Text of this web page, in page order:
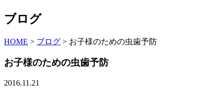
ブログ
HOME > ブログ > お子様のための虫歯予防
お子様のための虫歯予防
2016.11.21